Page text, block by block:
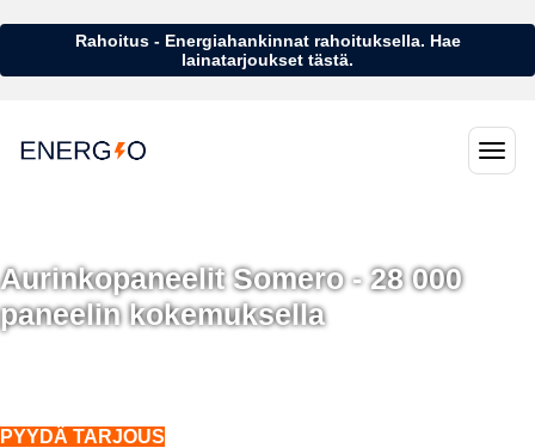
Rahoitus - Energiahankinnat rahoituksella. Hae
lainatarjoukset tästä.
Aurinkopaneelit Somero - 28 000
paneelin kokemuksella
PYYDÄ TARJOUS